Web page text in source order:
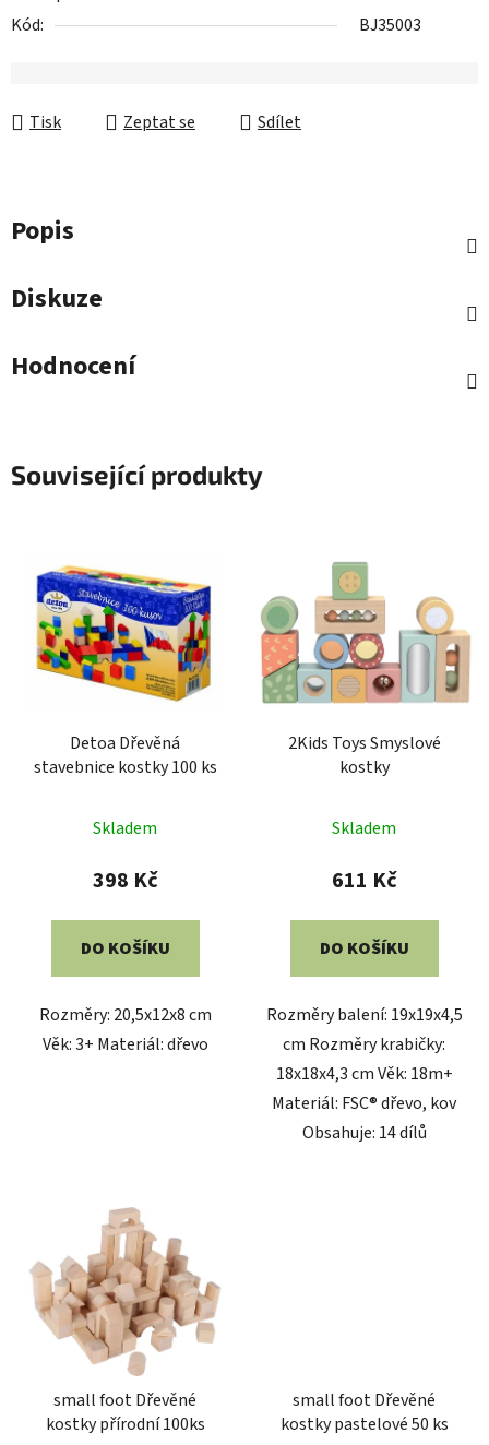
Kód:
BJ35003
Tisk Zeptat se Sdílet
Popis
Diskuze
Hodnocení
Související produkty
Detoa Dřevěná
stavebnice kostky 100 ks
Skladem
398 Kč
DO KOŠÍKU
Rozměry: 20,5x12x8 cm
Věk: 3+ Materiál: dřevo
2Kids Toys Smyslové
kostky
Skladem
611 Kč
DO KOŠÍKU
Rozměry balení: 19x19x4,5
cm Rozměry krabičky:
18x18x4,3 cm Věk: 18m+
Materiál: FSC® dřevo, kov
Obsahuje: 14 dílů
small foot Dřevěné
kostky přírodní 100ks
small foot Dřevěné
kostky pastelové 50 ks